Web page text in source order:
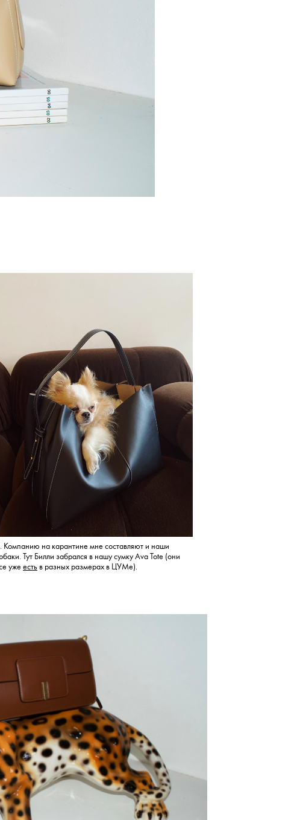
Компанию на карантине мне составляют и наши
Тут Билли забрался в нашу сумку Ava Tote (они
уже есть в разных размерах в ЦУМе).